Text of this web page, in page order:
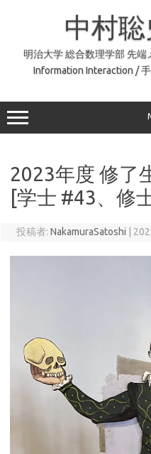
中村
明治大学 総合数理学部 先端
Information Interaction /
2023年度 修了
[学士 #43、修
投稿者: NakamuraSatoshi